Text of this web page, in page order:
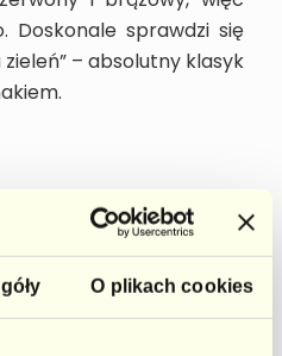
O plikach cookies
Doskonale sprawdzi się
– absolutny klasyk
marakui lub innego